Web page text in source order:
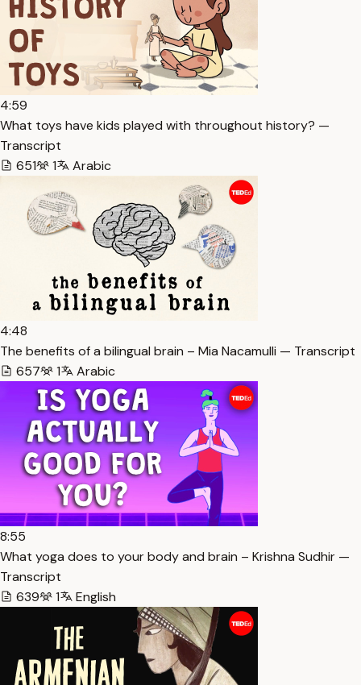
4:59
What toys have kids played with throughout history? —
Transcript
651
1 Arabic
4:48
The benefits of a bilingual brain – Mia Nacamulli — Transcript
657
1 Arabic
8:55
What yoga does to your body and brain – Krishna Sudhir —
Transcript
639
1 English